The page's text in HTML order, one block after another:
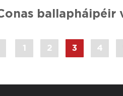
1 2 3 4